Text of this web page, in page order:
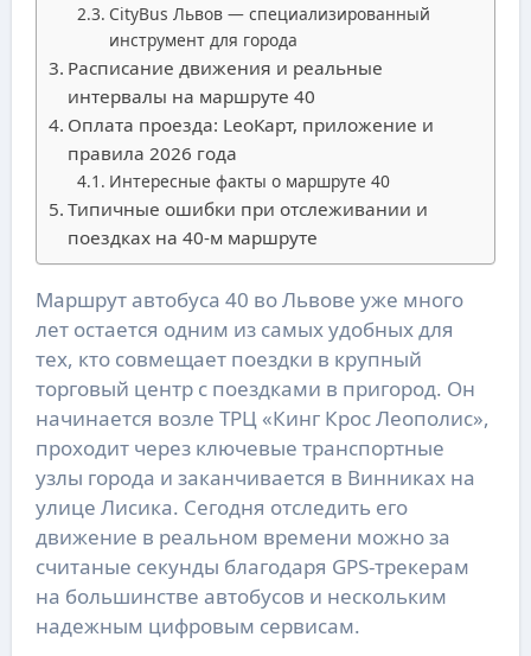
CityBus Львов — специализированный
инструмент для города
Расписание движения и реальные
интервалы на маршруте 40
Оплата проезда: LeoKарт, приложение и
правила 2026 года
Интересные факты о маршруте 40
Типичные ошибки при отслеживании и
поездках на 40-м маршруте
Маршрут автобуса 40 во Львове уже много
лет остается одним из самых удобных для
тех, кто совмещает поездки в крупный
торговый центр с поездками в пригород. Он
начинается возле ТРЦ «Кинг Крос Леополис»,
проходит через ключевые транспортные
узлы города и заканчивается в Винниках на
улице Лисика. Сегодня отследить его
движение в реальном времени можно за
считаные секунды благодаря GPS-трекерам
на большинстве автобусов и нескольким
надежным цифровым сервисам.